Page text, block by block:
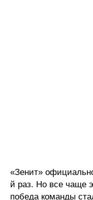
«Зенит»
й раз. Но все чаще
победа команды